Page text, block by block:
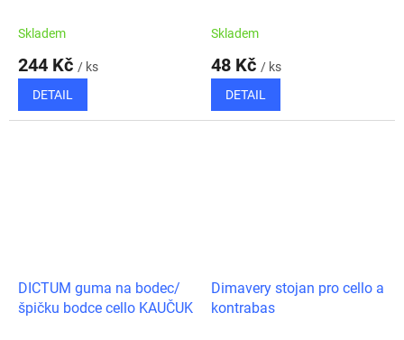
Skladem
244 Kč / ks
DETAIL
Skladem
48 Kč / ks
DETAIL
DICTUM guma na bodec/
špičku bodce cello KAUČUK
Dimavery stojan pro cello a
kontrabas